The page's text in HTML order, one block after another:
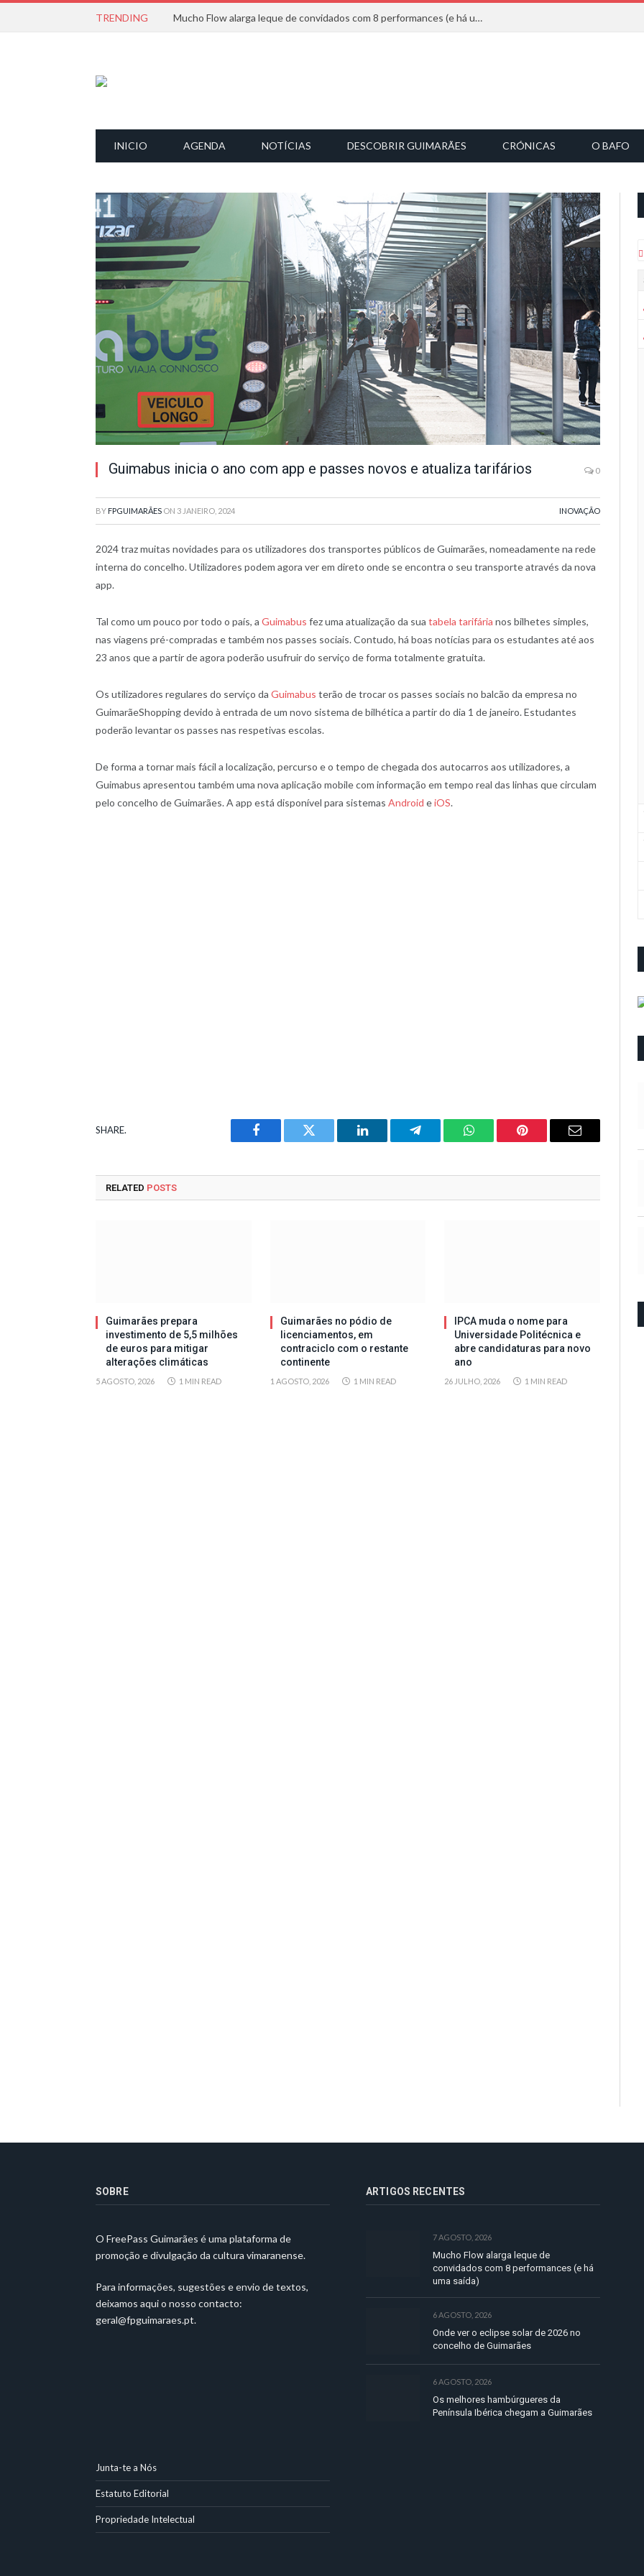
TRENDING Mucho Flow alarga leque de convidados com 8 performances (e há uma saída)
INICIO AGENDA NOTÍCIAS DESCOBRIR GUIMARÃES CRÓNICAS O BAFO
Guimabus inicia o ano com app e passes novos e atualiza tarifários 0
BY FPGUIMARÃES ON 3 JANEIRO, 2024 INOVAÇÃO
2024 traz muitas novidades para os utilizadores dos transportes públicos de Guimarães, nomeadamente na rede
interna do concelho. Utilizadores podem agora ver em direto onde se encontra o seu transporte através da nova
app.
Tal como um pouco por todo o país, a Guimabus fez uma atualização da sua tabela tarifária nos bilhetes simples,
nas viagens pré-compradas e também nos passes sociais. Contudo, há boas notícias para os estudantes até aos
23 anos que a partir de agora poderão usufruir do serviço de forma totalmente gratuita.
Os utilizadores regulares do serviço da Guimabus terão de trocar os passes sociais no balcão da empresa no
GuimarãeShopping devido à entrada de um novo sistema de bilhética a partir do dia 1 de janeiro. Estudantes
poderão levantar os passes nas respetivas escolas.
De forma a tornar mais fácil a localização, percurso e o tempo de chegada dos autocarros aos utilizadores, a
Guimabus apresentou também uma nova aplicação mobile com informação em tempo real das linhas que circulam
pelo concelho de Guimarães. A app está disponível para sistemas Android eiOS.
SHARE.
Facebook Twitter LinkedIn Telegram WhatsAppPinterest Email
RELATED POSTS
Guimarães prepara
investimento de 5,5 milhões
de euros para mitigar
alterações climáticas
5 AGOSTO, 2026 1 MIN READ
Guimarães no pódio de
licenciamentos, em
contraciclo com o restante
continente
1 AGOSTO, 2026 1 MIN READ
IPCA muda o nome para
Universidade Politécnica e
abre candidaturas para novo
ano
26 JULHO, 2026 1 MIN READ
SOBRE
O FreePass Guimarães é uma plataforma de
promoção e divulgação da cultura vimaranense.
Para informações, sugestões e envio de textos,
deixamos aqui o nosso contacto:
geral@fpguimaraes.pt.
ARTIGOS RECENTES
7 AGOSTO, 2026
Mucho Flow alarga leque de
convidados com 8 performances (e há
uma saída)
6 AGOSTO, 2026
Onde ver o eclipse solar de 2026 no
concelho de Guimarães
6 AGOSTO, 2026
Os melhores hambúrgueres da
Península Ibérica chegam a Guimarães
Junta-te a Nós
Estatuto Editorial
Propriedade Intelectual